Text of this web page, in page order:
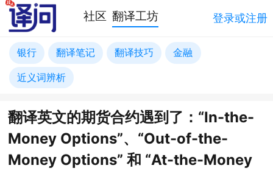
社区 翻译工坊 登录或注册
银行 翻译笔记 翻译技巧 金融
近义词辨析
翻译英文的期货合约遇到了：“In-the-
Money Options”、“Out-of-the-
Money Options” 和 “At-the-Money